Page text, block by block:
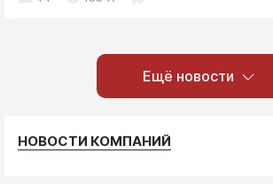
Ещё новости
НОВОСТИ КОМПАНИЙ